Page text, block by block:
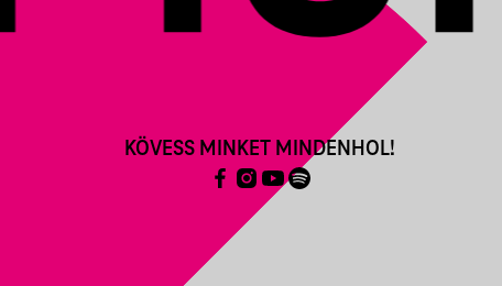
KÖVESS MINKET MINDENHOL!